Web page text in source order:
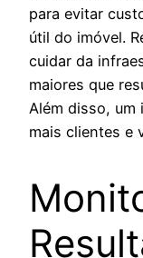
para evitar
útil do imóvel.
cuidar da
maiores que
Além disso, um
mais clientes e